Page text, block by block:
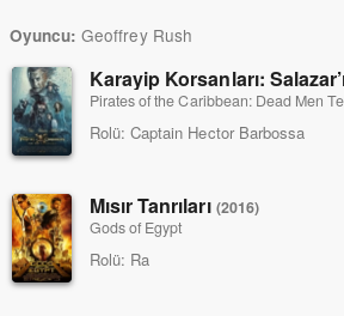
Oyuncu: Geoffrey Rush
Karayip Korsanları:
Pirates of the Caribbean: Dead Men
Rolü: Captain Hector Barbossa
Mısır Tanrıları (2016)
Gods of Egypt
Rolü: Ra